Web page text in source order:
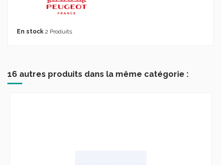
En stock 2 Produits
16 autres produits dans la même catégorie :